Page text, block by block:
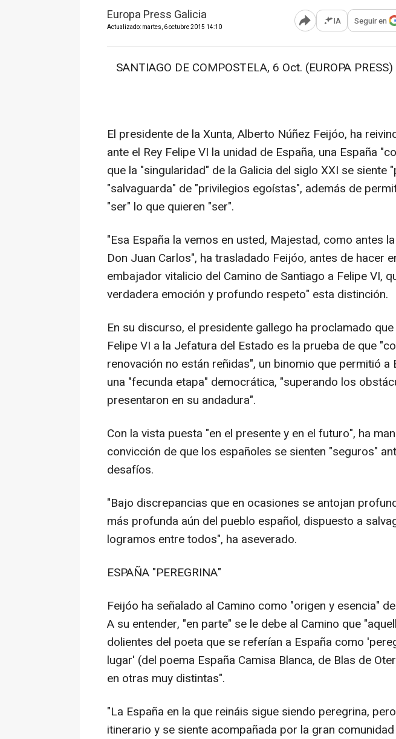
Europa Press Galicia
Actualizado: martes, 6 octubre 2015 14:10 Abrir opciones para
IA Seguir en
SANTIAGO DE COMPOSTELA, 6 Oct. (EUROPA
El presidente de la Xunta, Alberto Núñez Feijóo, ha
ante el Rey Felipe VI la unidad de España, una España
que la "singularidad" de la Galicia del siglo XXI se siente
"salvaguarda" de "privilegios egoístas", además de
"ser" lo que quieren "ser".
"Esa España la vemos en usted, Majestad, como antes
Don Juan Carlos", ha trasladado Feijóo, antes de hacer
embajador vitalicio del Camino de Santiago a Felipe VI,
verdadera emoción y profundo respeto" esta distinción.
En su discurso, el presidente gallego ha proclamado
Felipe VI a la Jefatura del Estado es la prueba de que
renovación no están reñidas", un binomio que permitió a
una "fecunda etapa" democrática, "superando los
presentaron en su andadura".
Con la vista puesta "en el presente y en el futuro", ha
convicción de que los españoles se sienten "seguros"
desafíos.
"Bajo discrepancias que en ocasiones se antojan
más profunda aún del pueblo español, dispuesto a
logramos entre todos", ha aseverado.
ESPAÑA "PEREGRINA"
Feijóo ha señalado al Camino como "origen y esencia"
A su entender, "en parte" se le debe al Camino que
dolientes del poeta que se referían a España como
lugar' (del poema España Camisa Blanca, de Blas de
en otras muy distintas".
"La España en la que reináis sigue siendo peregrina,
itinerario y se siente acompañada por la gran